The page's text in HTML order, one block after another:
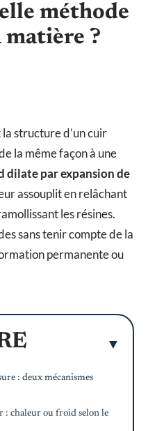
méthode
matière ?
la structure d’un cuir
la même façon à une
dilate par expansion de
assouplit en relâchant
les résines.
sans tenir compte de la
permanente ou
: deux mécanismes
: chaleur ou froid selon le